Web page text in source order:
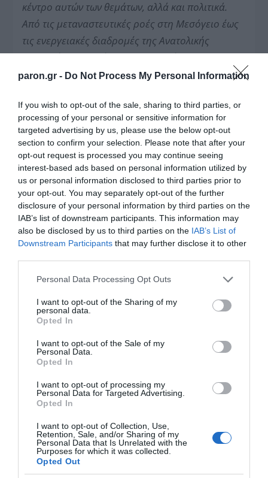
paron.gr - Do Not Process My Personal Information
If you wish to opt-out of the sale, sharing to third parties, or
processing of your personal or sensitive information for
targeted advertising by us, please use the below opt-out
section to confirm your selection. Please note that after your
opt-out request is processed you may continue seeing
interest-based ads based on personal information utilized by
us or personal information disclosed to third parties prior to
your opt-out. You may separately opt-out of the further
disclosure of your personal information by third parties on the
IAB’s list of downstream participants. This information may
also be disclosed by us to third parties on the IAB’s List of
Downstream Participants that may further disclose it to other
Please note that this website/app uses one or more Google
not limited to your visit or usage behaviour. You may click to
grant or deny consent to Google and its third-party tags to
use your data for below specified purposes in below Google
consent section.
Personal Data Processing Opt Outs
I want to opt-out of the Sharing of my
personal data.
Opted In
I want to opt-out of the Sale of my
Personal Data.
Opted In
I want to opt-out of processing my
Personal Data for Targeted Advertising.
Opted In
I want to opt-out of Collection, Use,
Retention, Sale, and/or Sharing of my
Personal Data that Is Unrelated with the
Purposes for which it was collected.
Opted Out
κέντρο αυτών των θεμάτων, αλλά και πολιτικά.
Από τις μεταναστευτικές ροές στη Μεσόγειο έως
τις ενεργειακές διαδρομές της Ανατολικής
Μεσογείου, αποφάσεις που λαμβάνονται εν τη
απουσία της Ελλάδας, δεν μπορούν να
επαρκείς.
Ιδιαίτερη ανησυχία προκαλεί η αναθέρμανση της
συζήτησης γύρω από το «Τουρκολιβυκό
Μνημόνιο» για την οριοθέτηση θαλασσίων
ζωνών· ένα κείμενο που έχει καταδικαστεί όχι
μόνο από την Ελλάδα αλλά και από τα ίδια τα
θεσμικά όργανα της Ευρωπαϊκής Ένωσης, ως
κατάφωρη παραβίαση του Διεθνούς Δικαίου και
ιδίως της UNCLOS, στην οποία είναι
Το εν λόγω Μνημόνιο επιχειρεί να επιβάλλει
«δικαιοδοσίa» σε περιοχές όπου η Τουρκία δεν
διαθέτει κανένα νομικό έρεισμα,
ελληνικών νησιών όπως η Κρήτη. Η εφαρμογή του
θα οδηγούσε στην de facto ακύρωση του
ελληνικού δικαιώματος πρόσβασης στην
υφαλοκρηπίδα και στις ΑΟΖ της χώρας,
δραστηριότητα και αναπτυξιακή προοπτική.